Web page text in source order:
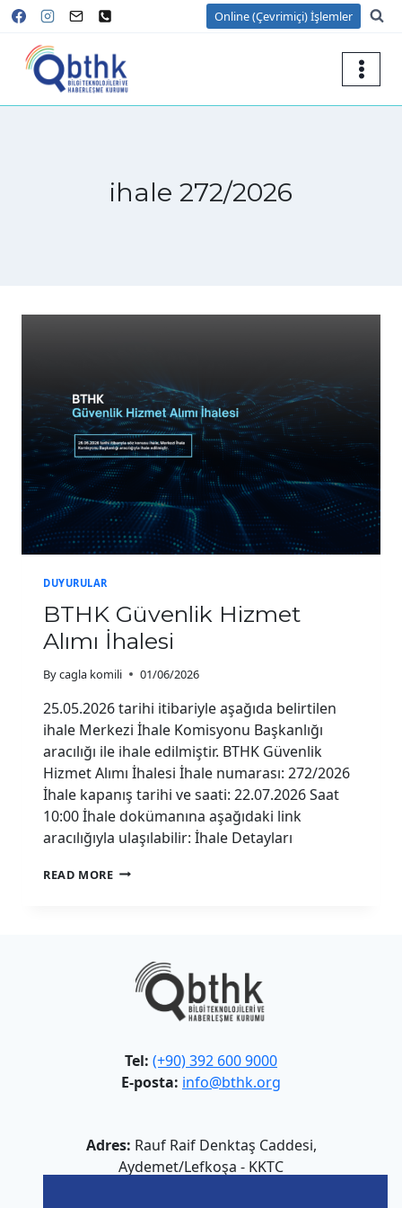
Skip
content
Online (Çevrimiçi) İşlemler
ihale 272/2026
DUYURULAR
BTHK Güvenlik Hizmet
Alımı İhalesi
Bycagla komili 01/06/2026
25.05.2026 tarihi itibariyle aşağıda belirtilen
ihale Merkezi İhale Komisyonu Başkanlığı
aracılığı ile ihale edilmiştir. BTHK Güvenlik
Hizmet Alımı İhalesi İhale numarası: 272/2026
İhale kapanış tarihi ve saati: 22.07.2026 Saat
10:00 İhale dokümanına aşağıdaki link
aracılığıyla ulaşılabilir: İhale Detayları
READ MOREBTHK
Tel: (+90) 392 600 9000
E-posta: info@bthk.org
Adres: Rauf Raif Denktaş Caddesi,
Aydemet/Lefkoşa - KKTC